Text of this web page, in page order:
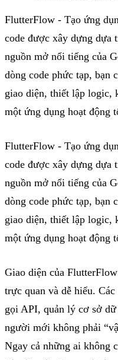
FlutterFlow - Tạo ứng
code được xây dựng dựa
nguồn mở nổi tiếng của
dòng code phức tạp, bạn
giao diện, thiết lập
một ứng dụng hoạt động
FlutterFlow - Tạo ứng
code được xây dựng dựa
nguồn mở nổi tiếng của
dòng code phức tạp, bạn
giao diện, thiết lập logic,
một ứng dụng hoạt động
Giao diện của FlutterFlow
trực quan và dễ hiểu. Các
gọi API, quản lý cơ sở dữ
người mới không phải “
Ngay cả những ai không